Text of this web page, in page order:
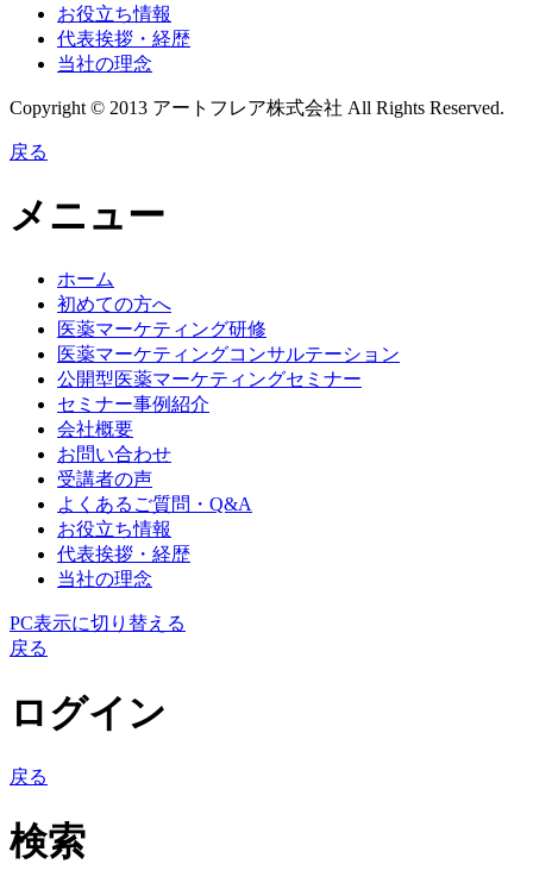
お役立ち情報
代表挨拶・経歴
当社の理念
Copyright © 2013 アートフレア株式会社 All Rights Reserved.
戻る
メニュー
ホーム
初めての方へ
医薬マーケティング研修
医薬マーケティングコンサルテーション
公開型医薬マーケティングセミナー
セミナー事例紹介
会社概要
お問い合わせ
受講者の声
よくあるご質問・Q&A
お役立ち情報
代表挨拶・経歴
当社の理念
PC表示に切り替える
戻る
ログイン
戻る
検索